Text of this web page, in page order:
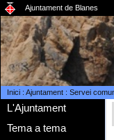
Ajuntament de Blanes
Inici: Ajuntament: Servei
L'Ajuntament
Tema a tema